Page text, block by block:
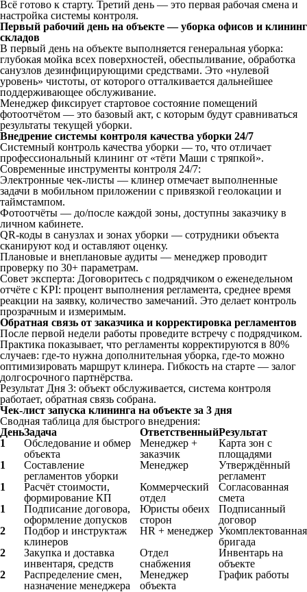
Всё готово к старту. Третий день — это первая рабочая смена и
настройка системы контроля.
Первый рабочий день на объекте — уборка офисов и клининг
складов
В первый день на объекте выполняется генеральная уборка:
глубокая мойка всех поверхностей, обеспыливание, обработка
санузлов дезинфицирующими средствами. Это «нулевой
уровень» чистоты, от которого отталкивается дальнейшее
поддерживающее обслуживание.
Менеджер фиксирует стартовое состояние помещений
фотоотчётом — это базовый акт, с которым будут сравниваться
результаты текущей уборки.
Внедрение системы контроля качества уборки 24/7
Системный контроль качества уборки — то, что отличает
профессиональный клининг от «тёти Маши с тряпкой».
Современные инструменты контроля 24/7:
Электронные чек-листы — клинер отмечает выполненные
задачи в мобильном приложении с привязкой геолокации и
таймстампом.
Фотоотчёты — до/после каждой зоны, доступны заказчику в
личном кабинете.
QR-коды в санузлах и зонах уборки — сотрудники объекта
сканируют код и оставляют оценку.
Плановые и внеплановые аудиты — менеджер проводит
проверку по 30+ параметрам.
Совет эксперта: Договоритесь с подрядчиком о еженедельном
отчёте с KPI: процент выполнения регламента, среднее время
реакции на заявку, количество замечаний. Это делает контроль
прозрачным и измеримым.
Обратная связь от заказчика и корректировка регламентов
После первой недели работы проведите встречу с подрядчиком.
Практика показывает, что регламенты корректируются в 80%
случаев: где-то нужна дополнительная уборка, где-то можно
оптимизировать маршрут клинера. Гибкость на старте — залог
долгосрочного партнёрства.
Результат Дня 3: объект обслуживается, система контроля
работает, обратная связь собрана.
Чек-лист запуска клининга на объекте за 3 дня
Сводная таблица для быстрого внедрения:
ДеньЗадача ОтветственныйРезультат
1
Обследование и обмер
объекта
Менеджер +
заказчик
Карта зон с
площадями
1
Составление
регламентов уборки
Менеджер
Утверждённый
регламент
1
Расчёт стоимости,
формирование КП
Коммерческий
отдел
Согласованная
смета
1
Подписание договора,
оформление допусков
Юристы обеих
сторон
Подписанный
договор
2
Подбор и инструктаж
клинеров
HR + менеджер Укомплектованная
бригада
2
Закупка и доставка
инвентаря, средств
Отдел
снабжения
Инвентарь на
объекте
2
Распределение смен,
назначение менеджера
Менеджер
объекта
График работы